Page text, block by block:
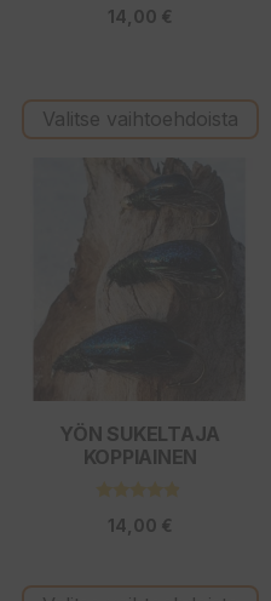
5:stä
14,00 €
Valitse vaihtoehdoista
YÖN SUKELTAJA
KOPPIAINEN
5:stä
14,00 €
muunnelma.
valinnat
tuotteen